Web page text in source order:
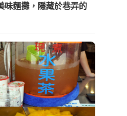
味麵攤，隱藏於巷弄的